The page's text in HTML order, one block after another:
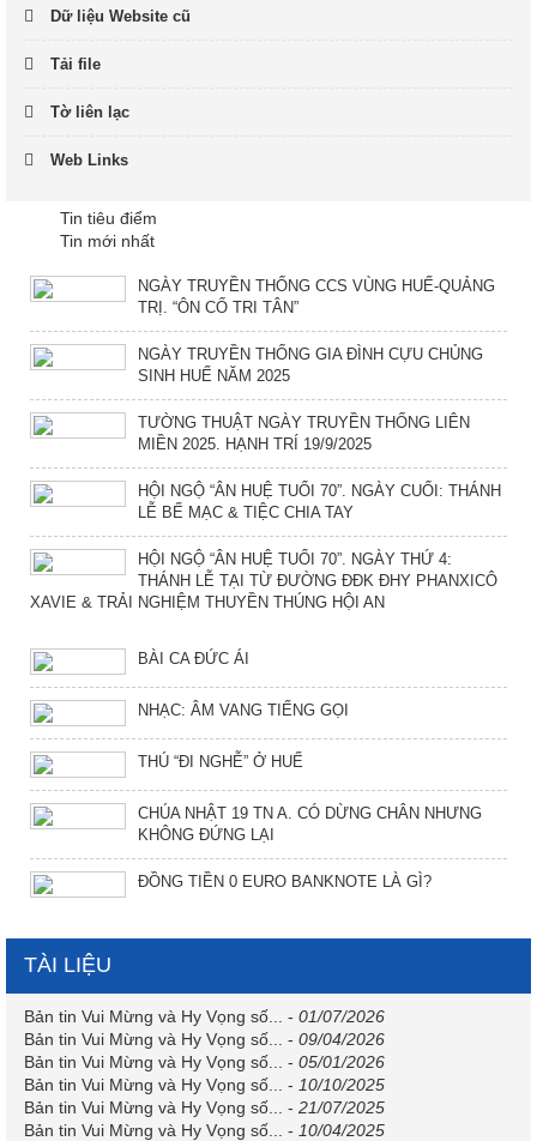
Dữ liệu Website cũ
Tải file
Tờ liên lạc
Web Links
Tin tiêu điểm
Tin mới nhất
NGÀY TRUYỀN THỐNG CCS VÙNG HUẾ-QUẢNG
TRỊ. “ÔN CỐ TRI TÂN”
NGÀY TRUYỀN THỐNG GIA ĐÌNH CỰU CHỦNG
SINH HUẾ NĂM 2025
TƯỜNG THUẬT NGÀY TRUYỀN THỐNG LIÊN
MIỀN 2025. HẠNH TRÍ 19/9/2025
HỘI NGỘ “ÂN HUỆ TUỔI 70”. NGÀY CUỐI: THÁNH
LỄ BẾ MẠC & TIỆC CHIA TAY
HỘI NGỘ “ÂN HUỆ TUỔI 70”. NGÀY THỨ 4:
THÁNH LỄ TẠI TỪ ĐƯỜNG ĐĐK ĐHY PHANXICÔ
XAVIE & TRẢI NGHIỆM THUYỀN THÚNG HỘI AN
BÀI CA ĐỨC ÁI
NHẠC: ÂM VANG TIẾNG GỌI
THÚ “ĐI NGHỄ” Ở HUẾ
CHÚA NHẬT 19 TN A. CÓ DỪNG CHÂN NHƯNG
KHÔNG ĐỨNG LẠI
ĐỒNG TIỀN 0 EURO BANKNOTE LÀ GÌ?
TÀI LIỆU
Bản tin Vui Mừng và Hy Vọng số... - 01/07/2026
Bản tin Vui Mừng và Hy Vọng số...
- 09/04/2026
Bản tin Vui Mừng và Hy Vọng số...
- 05/01/2026
Bản tin Vui Mừng và Hy Vọng số...
- 10/10/2025
Bản tin Vui Mừng và Hy Vọng số...
- 21/07/2025
Bản tin Vui Mừng và Hy Vọng số...
- 10/04/2025